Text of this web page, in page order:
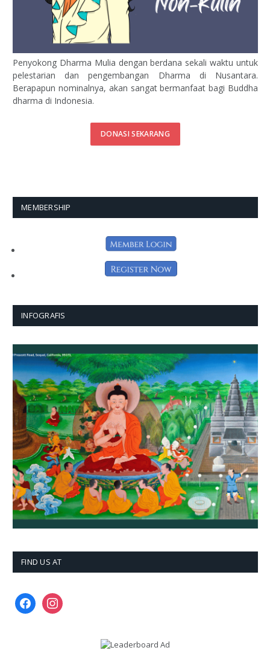
Penyokong Dharma Mulia dengan berdana sekali waktu untuk
pelestarian dan pengembangan Dharma di Nusantara.
Berapapun nominalnya, akan sangat bermanfaat bagi Buddha
dharma di Indonesia.
DONASI SEKARANG
MEMBERSHIP
INFOGRAFIS
FIND US AT
facebookinstagram